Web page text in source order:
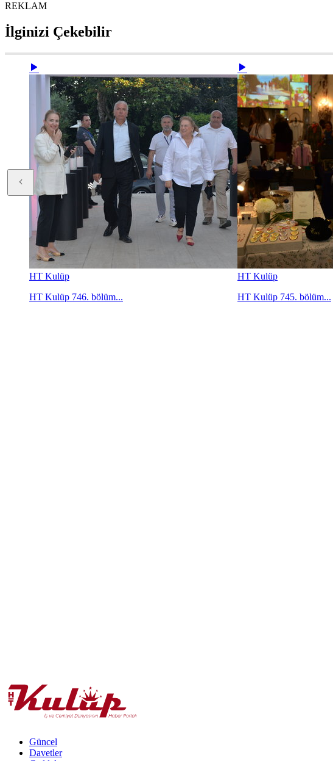
REKLAM
İlginizi Çekebilir
HT Kulüp
HT Kulüp 746. bölüm...
HT Kulüp
HT Kulüp 745. bölüm...
Güncel
Davetler